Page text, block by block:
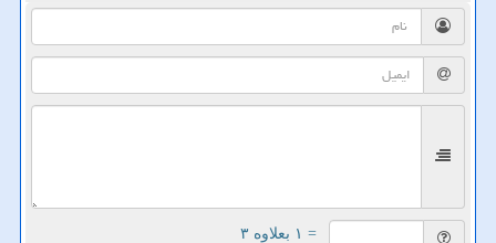
= ۱ بعلاوه ۳